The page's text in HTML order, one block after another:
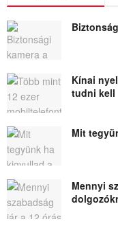
Kínai
tudni kell
Mit
Mennyi